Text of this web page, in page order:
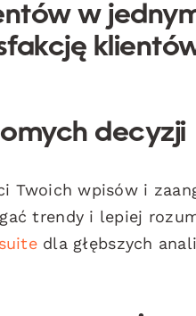
w
decyzji
Twoich wpisów i
trendy i lepiej
dla głębszych